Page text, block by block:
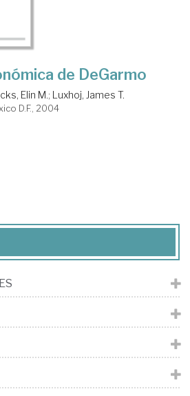
de DeGarmo
Elin M.; Luxhoj, James T.
D.F., 2004